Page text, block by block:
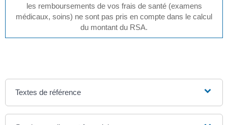
les remboursements de vos frais de santé (examens
médicaux, soins) ne sont pas pris en compte dans le calcul
du montant du RSA.
Textes de référence